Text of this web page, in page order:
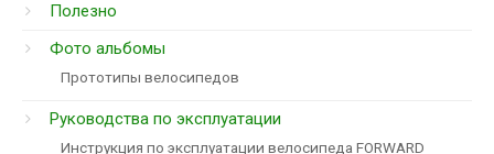
Полезно
Фото альбомы
Прототипы велосипедов
Руководства по эксплуатации
Инструкция по эксплуатации велосипеда FORWARD